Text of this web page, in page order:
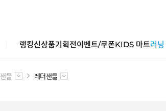
랭킹신상품기획전이벤트/쿠폰KIDS 마트러
샌들 레더샌들